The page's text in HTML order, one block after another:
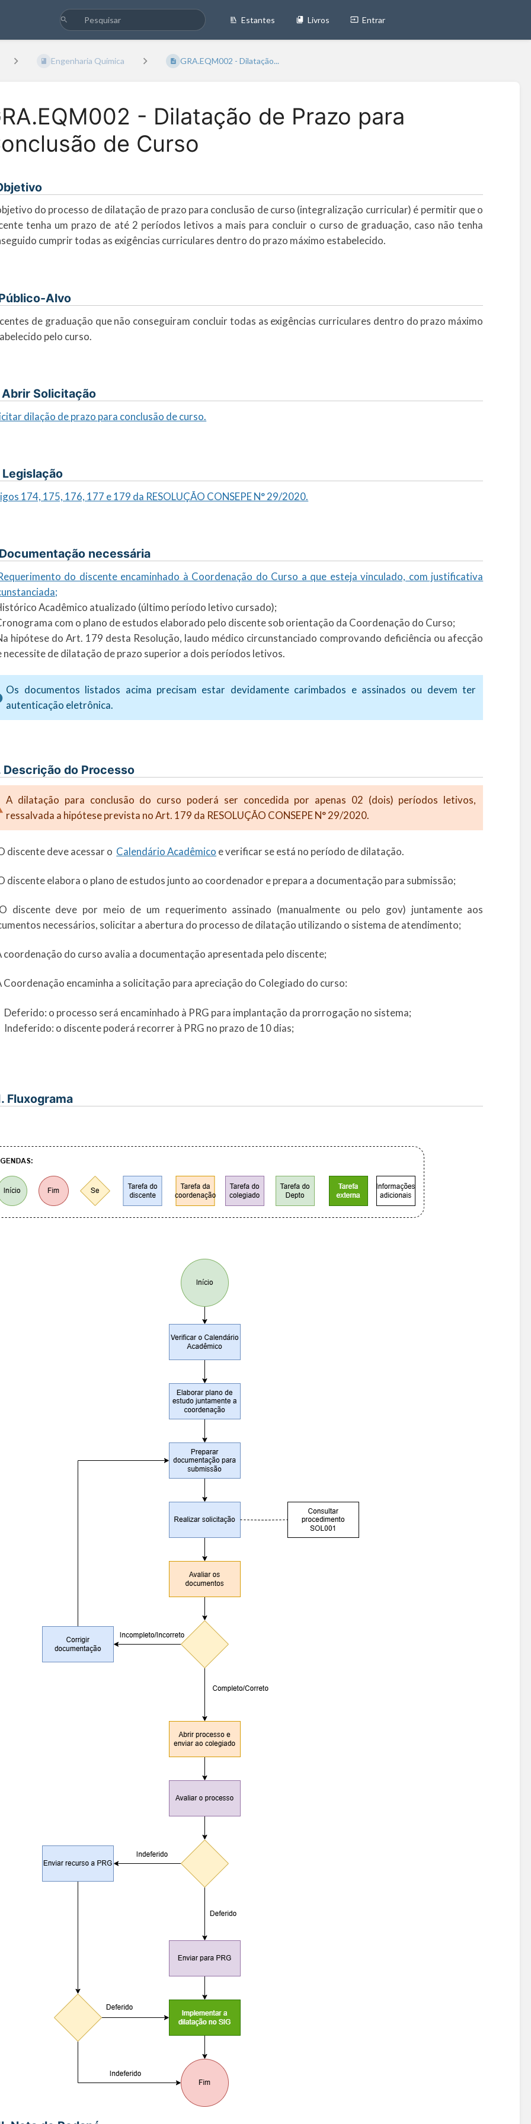
Estantes Livros Entrar
Engenharia Química GRA.EQM002 - Dilatação...
- Dilatação de Prazo para
de Curso
do processo de dilatação de prazo para conclusão de curso (integralização curricular) é permitir que o
tenha um prazo de até 2 períodos letivos a mais para concluir o curso de graduação, caso não tenha
cumprir todas as exigências curriculares dentro do prazo máximo estabelecido.
Alvo
de graduação que não conseguiram concluir todas as exigências curriculares dentro do prazo máximo
pelo curso.
Abrir Solicitação
dilação de prazo para conclusão de curso.
Legislação
174, 175, 176, 177 e 179 da RESOLUÇÃO CONSEPE N° 29/2020.
necessária
do discente encaminhado à Coordenação do Curso a que esteja vinculado, com justificativa
Acadêmico atualizado (último período letivo cursado);
com o plano de estudos elaborado pelo discente sob orientação da Coordenação do Curso;
hipótese do Art. 179 desta Resolução, laudo médico circunstanciado comprovando deficiência ou afecção
necessite de dilatação de prazo superior a dois períodos letivos.
Os documentos listados acima precisam estar devidamente carimbados e assinados ou devem ter
autenticação eletrônica.
Descrição do Processo
A dilatação para conclusão do curso poderá ser concedida por apenas 02 (dois) períodos letivos,
ressalvada a hipótese prevista no Art. 179 da RESOLUÇÃO CONSEPE N° 29/2020.
discente deve acessar o Calendário Acadêmico e verificar se está no período de dilatação.
discente elabora o plano de estudos junto ao coordenador e prepara a documentação para submissão;
discente deve por meio de um requerimento assinado (manualmente ou pelo gov) juntamente aos
necessários, solicitar a abertura do processo de dilatação utilizando o sistema de atendimento;
coordenação do curso avalia a documentação apresentada pelo discente;
Coordenação encaminha a solicitação para apreciação do Colegiado do curso:
Deferido: o processo será encaminhado à PRG para implantação da prorrogação no sistema;
Indeferido: o discente poderá recorrer à PRG no prazo de 10 dias;
Fluxograma